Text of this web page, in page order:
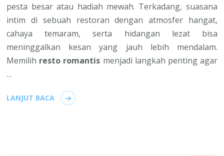
pesta besar atau hadiah mewah. Terkadang, suasana
intim di sebuah restoran dengan atmosfer hangat,
cahaya temaram, serta hidangan lezat bisa
meninggalkan kesan yang jauh lebih mendalam.
Memilih resto romantis menjadi langkah penting agar
…
LANJUT BACA